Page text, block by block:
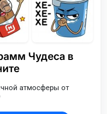
Чудеса в
атмосферы от